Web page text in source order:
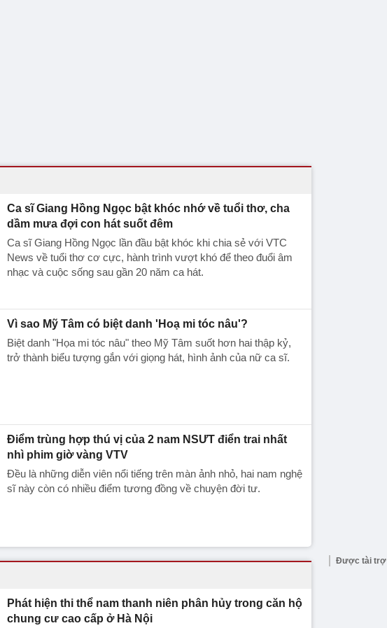
Ca sĩ Giang Hồng Ngọc bật khóc nhớ về tuổi thơ, cha
dầm mưa đợi con hát suốt đêm
Ca sĩ Giang Hồng Ngọc lần đầu bật khóc khi chia sẻ với VTC
News về tuổi thơ cơ cực, hành trình vượt khó để theo đuổi âm
nhạc và cuộc sống sau gần 20 năm ca hát.
Vì sao Mỹ Tâm có biệt danh 'Hoạ mi tóc nâu'?
Biệt danh "Họa mi tóc nâu" theo Mỹ Tâm suốt hơn hai thập kỷ,
trở thành biểu tượng gắn với giọng hát, hình ảnh của nữ ca sĩ.
Điểm trùng hợp thú vị của 2 nam NSƯT điển trai nhất
nhì phim giờ vàng VTV
Đều là những diễn viên nổi tiếng trên màn ảnh nhỏ, hai nam nghệ
sĩ này còn có nhiều điểm tương đồng về chuyện đời tư.
Phát hiện thi thể nam thanh niên phân hủy trong căn hộ
chung cư cao cấp ở Hà Nội
Được tài trợ